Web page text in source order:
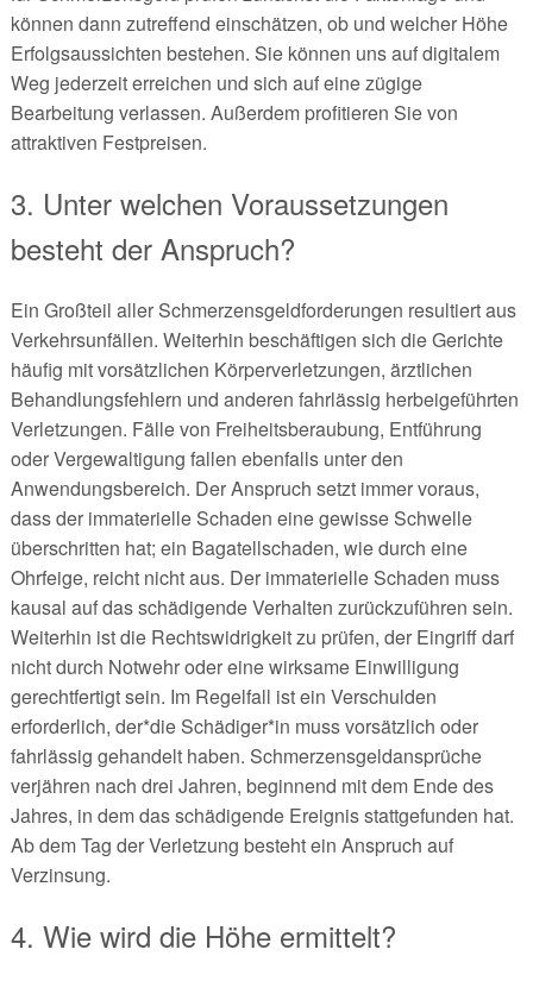
können dann zutreffend einschätzen, ob und welcher Höhe
Erfolgsaussichten bestehen. Sie können uns auf digitalem
Weg jederzeit erreichen und sich auf eine zügige
Bearbeitung verlassen. Außerdem profitieren Sie von
attraktiven Festpreisen.
3. Unter welchen Voraussetzungen
besteht der Anspruch?
Ein Großteil aller Schmerzensgeldforderungen resultiert aus
Verkehrsunfällen. Weiterhin beschäftigen sich die Gerichte
häufig mit vorsätzlichen Körperverletzungen, ärztlichen
Behandlungsfehlern und anderen fahrlässig herbeigeführten
Verletzungen. Fälle von Freiheitsberaubung, Entführung
oder Vergewaltigung fallen ebenfalls unter den
Anwendungsbereich. Der Anspruch setzt immer voraus,
dass der immaterielle Schaden eine gewisse Schwelle
überschritten hat; ein Bagatellschaden, wie durch eine
Ohrfeige, reicht nicht aus. Der immaterielle Schaden muss
kausal auf das schädigende Verhalten zurückzuführen sein.
Weiterhin ist die Rechtswidrigkeit zu prüfen, der Eingriff darf
nicht durch Notwehr oder eine wirksame Einwilligung
gerechtfertigt sein. Im Regelfall ist ein Verschulden
erforderlich, der*die Schädiger*in muss vorsätzlich oder
fahrlässig gehandelt haben. Schmerzensgeldansprüche
verjähren nach drei Jahren, beginnend mit dem Ende des
Jahres, in dem das schädigende Ereignis stattgefunden hat.
Ab dem Tag der Verletzung besteht ein Anspruch auf
Verzinsung.
4. Wie wird die Höhe ermittelt?